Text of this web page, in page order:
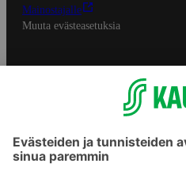
Mainostajalle
Muuta evästeasetuksia
S-ryhmän palvelut
Asiakasomistajuus
Yhteishyvä Ruoka -sovellus